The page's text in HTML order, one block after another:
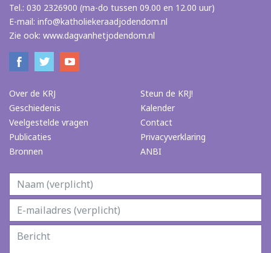
Tel.: 030 2326900 (ma-do tussen 09.00 en 12.00 uur)
E-mail: info@katholiekeraadjodendom.nl
Zie ook: www.dagvanhetjodendom.nl
Over de KRJ
Geschiedenis
Veelgestelde vragen
Publicaties
Bronnen
Steun de KRJ!
Kalender
Contact
Privacyverklaring
ANBI